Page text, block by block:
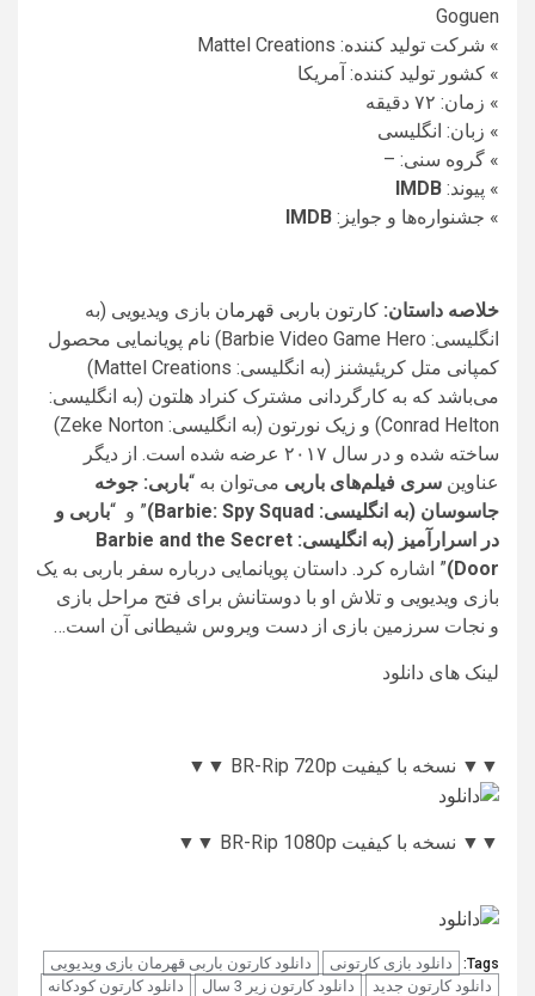
Goguen
» شرکت تولید کننده: Mattel Creations
» کشور تولید کننده: آمریکا
» زمان: ۷۲ دقیقه
» زبان: انگلیسی
» گروه سنی: –
» پیوند: IMDB
» جشنواره‌ها و جوایز: IMDB
خلاصه داستان: کارتون باربی قهرمان بازی ویدیویی (به
انگلیسی: Barbie Video Game Hero) نام پویانمایی محصول
کمپانی متل کریئیشنز (به انگلیسی: Mattel Creations)
می‌باشد که به کارگردانی مشترک کنراد هلتون (به انگلیسی:
Conrad Helton) و زیک نورتون (به انگلیسی: Zeke Norton)
ساخته شده و در سال ۲۰۱۷ عرضه شده است. از دیگر
عناوین سری فیلم‌های باربی می‌توان به “باربی: جوخه
جاسوسان (به انگلیسی: Barbie: Spy Squad)
” و “باربی و
در اسرارآمیز (به انگلیسی: Barbie and the Secret
Door) ” اشاره کرد. داستان پویانمایی درباره سفر باربی به یک
بازی ویدیویی و تلاش او با دوستانش برای فتح مراحل بازی
و نجات سرزمین بازی از دست ویروس شیطانی آن است…
لینک های دانلود
▼▼ نسخه با کیفیت BR-Rip 720p ▼▼
▼▼ نسخه با کیفیت BR-Rip 1080p ▼▼
Tags: دانلود بازی کارتونی
دانلود کارتون باربی قهرمان بازی ویدیویی
دانلود کارتون جدید
دانلود کارتون زیر 3 سال
دانلود کارتون کودکانه